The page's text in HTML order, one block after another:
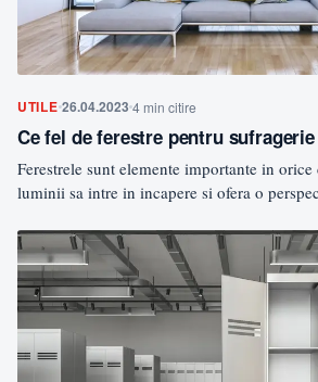
UTILE 26.04.2023 4 min citire
Ce fel de ferestre pentru
Ferestrele sunt elemente importante in
luminii sa intre in incapere si ofera o